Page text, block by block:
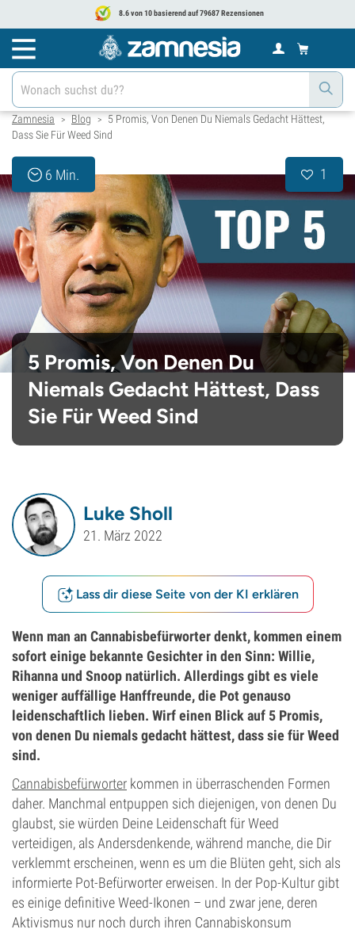
8.6 von 10 basierend auf 79687 Rezensionen
Zamnesia > Blog >
5 Promis, Von Denen Du Niemals Gedacht Hättest,
Dass Sie Für Weed Sind
6 Min. 1
5 Promis, Von Denen Du
Niemals Gedacht Hättest, Dass
Sie Für Weed Sind
Luke Sholl
21. März 2022
Lass dir diese Seite von der KI erklären
Wenn man an Cannabisbefürworter denkt, kommen einem
sofort einige bekannte Gesichter in den Sinn: Willie,
Rihanna und Snoop natürlich. Allerdings gibt es viele
weniger auffällige Hanffreunde, die Pot genauso
leidenschaftlich lieben. Wirf einen Blick auf 5 Promis,
von denen Du niemals gedacht hättest, dass sie für Weed
sind.
Cannabisbefürworter kommen in überraschenden Formen
daher. Manchmal entpuppen sich diejenigen, von denen Du
glaubst, sie würden Deine Leidenschaft für Weed
verteidigen, als Andersdenkende, während manche, die Dir
verklemmt erscheinen, wenn es um die Blüten geht, sich als
informierte Pot-Befürworter erweisen. In der Pop-Kultur gibt
es einige definitive Weed-Ikonen – und zwar jene, deren
Aktivismus nur noch durch ihren Cannabiskonsum